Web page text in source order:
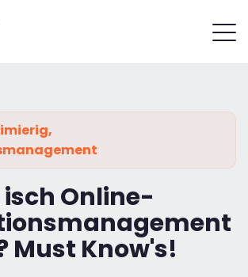
,
Online-
Must Know's!